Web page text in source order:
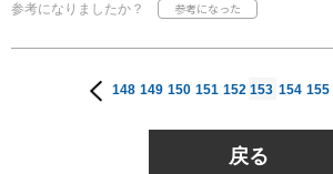
参考になりましたか？
148 149 150 151 152 153 154 155
戻る